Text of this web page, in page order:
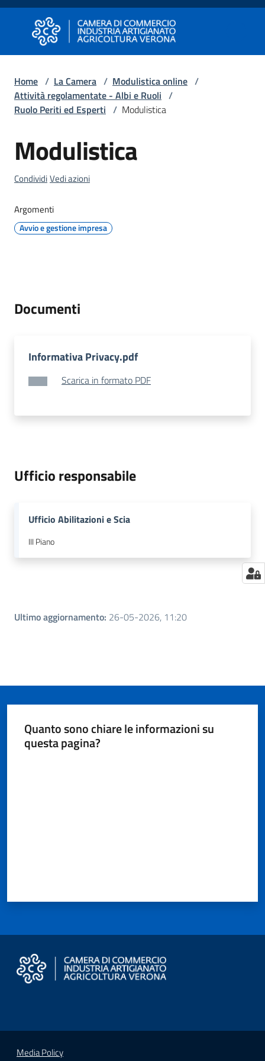
Vai al contenuto
Vai alla navigazione
Vai al footer
Camera di Commercio di Verona
Camera di Commercio di Verona
Avviare
Impresa
Gestire
Impresa
Promuovere
Impresa
Tutelare
Consumatore
Digitale
Home / La Camera / Modulistica online /
Attività regolamentate - Albi e Ruoli /
Ruolo Periti ed Esperti / Modulistica
Salta al contenuto
Modulistica
CondividiVedi azioni
Argomenti
Avvio e gestione impresa
Documenti
Informativa Privacy.pdf
Scarica in formato PDF
Ufficio responsabile
Ufficio Abilitazioni e Scia
III Piano
Ultimo aggiornamento: 26-05-2026, 11:20
Quanto sono chiare le informazioni su
questa pagina?
Media Policy